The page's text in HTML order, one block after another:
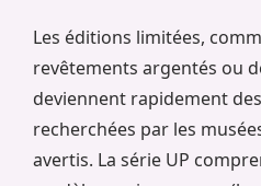
Les éditions limitées,
revêtements argentés ou
deviennent rapidement
recherchées par les
avertis. La série UP